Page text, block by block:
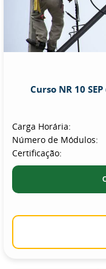
Curso NR 10
Carga Horária:
Número de Módulos:
Certificação: